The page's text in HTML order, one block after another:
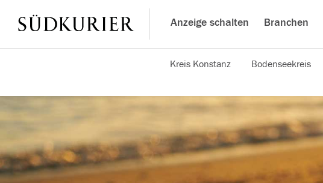
Anzeige schalten Branchen
Kreis Konstanz Bodenseekreis